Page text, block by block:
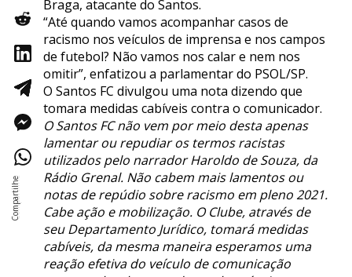
Braga, atacante do Santos.
“Até quando vamos acompanhar casos de
racismo nos veículos de imprensa e nos campos
de futebol? Não vamos nos calar e nem nos
omitir”, enfatizou a parlamentar do PSOL/SP.
O Santos FC divulgou uma nota dizendo que
tomara medidas cabíveis contra o comunicador.
O Santos FC não vem por meio desta apenas
lamentar ou repudiar os termos racistas
utilizados pelo narrador Haroldo de Souza, da
Rádio Grenal. Não cabem mais lamentos ou
notas de repúdio sobre racismo em pleno 2021.
Cabe ação e mobilização. O Clube, através de
seu Departamento Jurídico, tomará medidas
cabíveis, da mesma maneira esperamos uma
reação efetiva do veículo de comunicação